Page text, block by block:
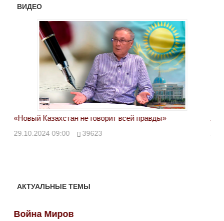
ВИДЕО
«Новый Казахстан не говорит всей правды»
29.10.2024 09:00 39623
АКТУАЛЬНЫЕ ТЕМЫ
Война Миров